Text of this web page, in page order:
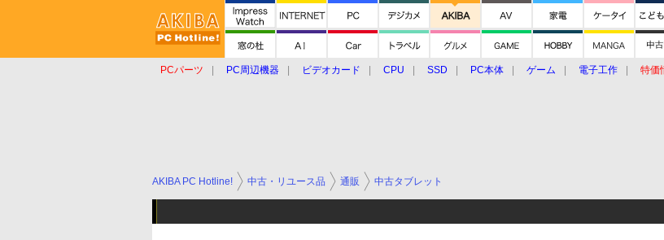
PCパーツ PC周辺機器 ビデオカード CPU SSD PC本体 ゲーム 電子工作 特価
AKIBA PC Hotline! 中古・リユース品 通販 中古タブレット